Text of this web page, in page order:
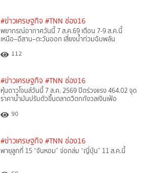
#ข่าวเศรษฐกิจ #TNN ช่อง16
พยากรณ์อากาศวันนี้ 7 ส.ค.69 เตือน 7-9 ส.ค.นี้
เหนือ–อีสาน–ตะวันออก เสี่ยงน้ำท่วมฉับพลัน
112
#ข่าวเศรษฐกิจ #TNN ช่อง16
หุ้นดาวโจนส์วันนี้ 7 ส.ค. 2569 ปิดร่วงแรง 464.02 จุด
ราคาน้ำมันปรับตัวขึ้นตลาดวิตกกังวลเงินเฟ้อ
90
#ข่าวเศรษฐกิจ #TNN ช่อง16
พายุลูกที่ 15 “จันหอม” จ่อถล่ม “ญี่ปุ่น” 11 ส.ค.นี้